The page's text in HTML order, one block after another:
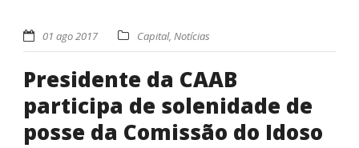
01 ago 2017 Capital, Notícias
Presidente da CAAB
participa de solenidade de
posse da Comissão do Idoso